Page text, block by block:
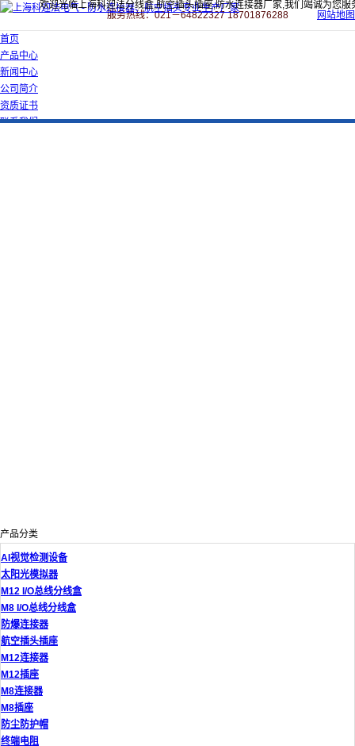
欢迎光临上海科迎法分线盒,航空插头插座,防水连接器厂家,我们竭诚为您服
服务热线：021－64822327 18701876288
网站地图
首页
产品中心
新闻中心
公司简介
资质证书
联系我们
产品分类
AI视觉检测设备
太阳光模拟器
M12 I/O总线分线盒
M8 I/O总线分线盒
防爆连接器
航空插头插座
M12连接器
M12插座
M8连接器
M8插座
防尘防护帽
终端电阻